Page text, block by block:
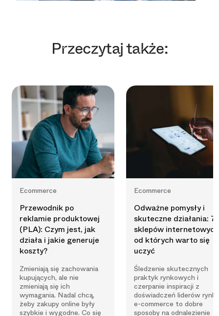
Przeczytaj także:
Ecommerce
Przewodnik po
reklamie produktowej
(PLA): Czym jest, jak
działa i jakie generuje
koszty?
Zmieniają się zachowania
kupujących, ale nie
zmieniają się ich
wymagania. Nadal chcą,
żeby zakupy online były
szybkie i wygodne. Co się
Ecommerce
Odważne pomysły i
skuteczne działania: 7
sklepów
od których warto się
uczyć
Śledzenie skutecznych
praktyk rynkowych i
czerpanie inspiracji z
doświadczeń liderów
e-commerce to dobre
sposoby na odnalezienie